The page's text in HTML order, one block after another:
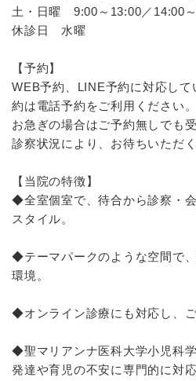
土・日曜 9:00～13:00／14:00
休診日 水曜
【予約】
WEB予約、LINE予約に対応し
約は電話予約をご利用ください。
お急ぎの場合はご予約無しでも
診察状況により、お待ちいただ
【当院の特徴】
◆全室個室で、待合から診察・
スタイル。
◆テーマパークのような空間で
環境。
◆オンライン診療にも対応し、ご
◆聖マリアンナ医科大学小児科
発達や育児の不安に専門的に対応